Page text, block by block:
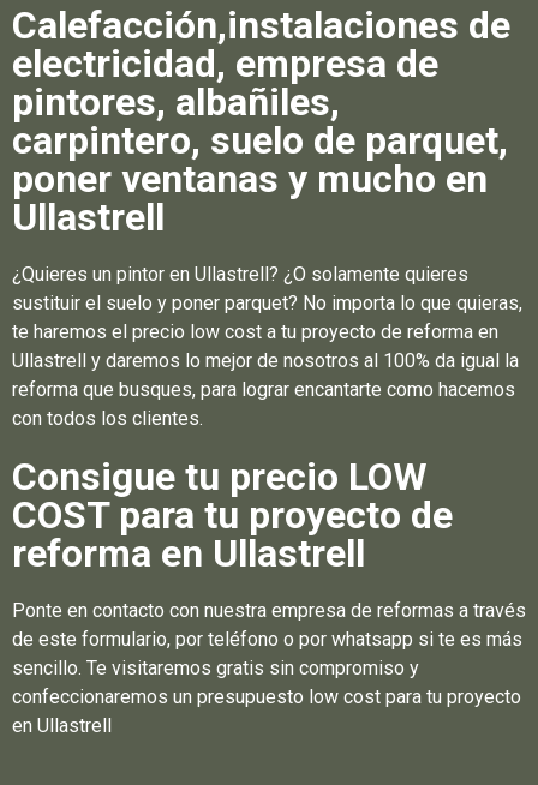
Calefacción,instalaciones de
electricidad, empresa de
pintores, albañiles,
carpintero, suelo de parquet,
poner ventanas y mucho en
Ullastrell
¿Quieres un pintor en Ullastrell? ¿O solamente quieres
sustituir el suelo y poner parquet? No importa lo que quieras,
te haremos el precio low cost a tu proyecto de reforma en
Ullastrell y daremos lo mejor de nosotros al 100% da igual la
reforma que busques, para lograr encantarte como hacemos
con todos los clientes.
Consigue tu precio LOW
COST para tu proyecto de
reforma en Ullastrell
Ponte en contacto con nuestra empresa de reformas a través
de este formulario, por teléfono o por whatsapp si te es más
sencillo. Te visitaremos gratis sin compromiso y
confeccionaremos un presupuesto low cost para tu proyecto
en Ullastrell